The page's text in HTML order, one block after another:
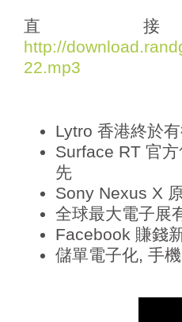
i
o
P
l
直
http://
22.mp3
Lytro 香港終於
Surface RT 官
先
Sony Nexus X
全球最大電子展
Facebook 賺錢
儲單電子化, 手